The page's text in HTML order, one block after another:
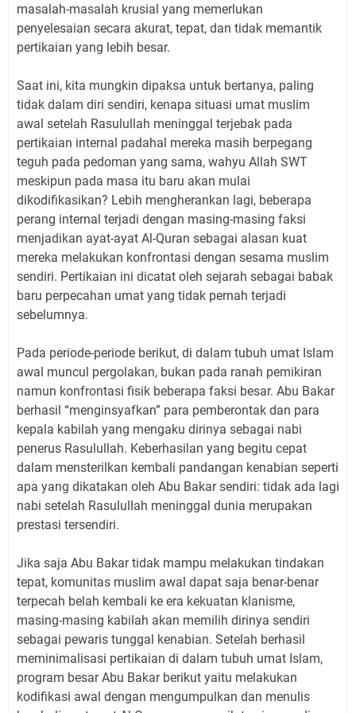
masalah-masalah krusial yang memerlukan
penyelesaian secara akurat, tepat, dan tidak memantik
pertikaian yang lebih besar.
Saat ini, kita mungkin dipaksa untuk bertanya, paling
tidak dalam diri sendiri, kenapa situasi umat muslim
awal setelah Rasulullah meninggal terjebak pada
pertikaian internal padahal mereka masih berpegang
teguh pada pedoman yang sama, wahyu Allah SWT
meskipun pada masa itu baru akan mulai
dikodifikasikan? Lebih mengherankan lagi, beberapa
perang internal terjadi dengan masing-masing faksi
menjadikan ayat-ayat Al-Quran sebagai alasan kuat
mereka melakukan konfrontasi dengan sesama muslim
sendiri. Pertikaian ini dicatat oleh sejarah sebagai babak
baru perpecahan umat yang tidak pernah terjadi
sebelumnya.
Pada periode-periode berikut, di dalam tubuh umat Islam
awal muncul pergolakan, bukan pada ranah pemikiran
namun konfrontasi fisik beberapa faksi besar. Abu Bakar
berhasil “menginsyafkan” para pemberontak dan para
kepala kabilah yang mengaku dirinya sebagai nabi
penerus Rasulullah. Keberhasilan yang begitu cepat
dalam mensterilkan kembali pandangan kenabian seperti
apa yang dikatakan oleh Abu Bakar sendiri: tidak ada lagi
nabi setelah Rasulullah meninggal dunia merupakan
prestasi tersendiri.
Jika saja Abu Bakar tidak mampu melakukan tindakan
tepat, komunitas muslim awal dapat saja benar-benar
terpecah belah kembali ke era kekuatan klanisme,
masing-masing kabilah akan memilih dirinya sendiri
sebagai pewaris tunggal kenabian. Setelah berhasil
meminimalisasi pertikaian di dalam tubuh umat Islam,
program besar Abu Bakar berikut yaitu melakukan
kodifikasi awal dengan mengumpulkan dan menulis